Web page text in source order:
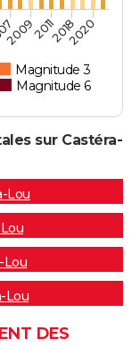
Magnitude 3
Magnitude 6
2009201120182020
sur Castéra-
Lou
Lou
Lou
DES